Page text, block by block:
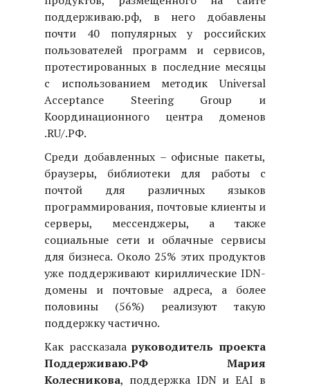
поддерживаю.рф, в него добавлены
почти 40 популярных у российских
пользователей программ и сервисов,
протестированных в последние месяцы
с использованием методик Universal
Acceptance Steering Group и
Координационного центра доменов
.RU/.РФ.
Среди добавленных – офисные пакеты,
браузеры, библиотеки для работы с
почтой для различных языков
программирования, почтовые клиенты и
серверы, мессенджеры, а также
социальные сети и облачные сервисы
для бизнеса. Около 25% этих продуктов
уже поддерживают кириллические IDN-
домены и почтовые адреса, а более
половины (56%) реализуют такую
поддержку частично.
Как рассказаларуководитель проекта
Поддерживаю.РФ Мария
Колесникова, поддержка IDN и EAI в